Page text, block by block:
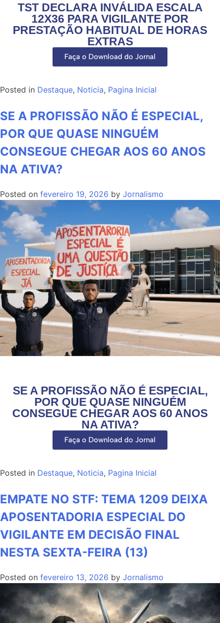
TST DECLARA INVÁLIDA ESCALA
12X36 PARA VIGILANTE POR
PRESTAÇÃO HABITUAL DE HORAS
EXTRAS
Faça o Download do Jornal
Posted in Destaque, Noticia, Pagina Inicial
SE A PROFISSÃO NÃO É ESPECIAL,
POR QUE QUASE NINGUÉM
CONSEGUE CHEGAR AOS 60 ANOS
NA ATIVA?
Posted on fevereiro 19, 2026 by Jornalismo
SE A PROFISSÃO NÃO É ESPECIAL,
POR QUE QUASE NINGUÉM
CONSEGUE CHEGAR AOS 60 ANOS
NA ATIVA?
Faça o Download do Jornal
Posted in Destaque, Noticia, Pagina Inicial
EMPATE NO STF: TEMA 1209 DEIXA
APOSENTADORIA ESPECIAL DO
VIGILANTE EM DECISÃO FINAL
NESTA SEXTA-FEIRA (13)
Posted on fevereiro 13, 2026 by Jornalismo